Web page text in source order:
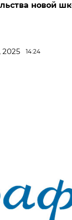
новой
2025 14:24